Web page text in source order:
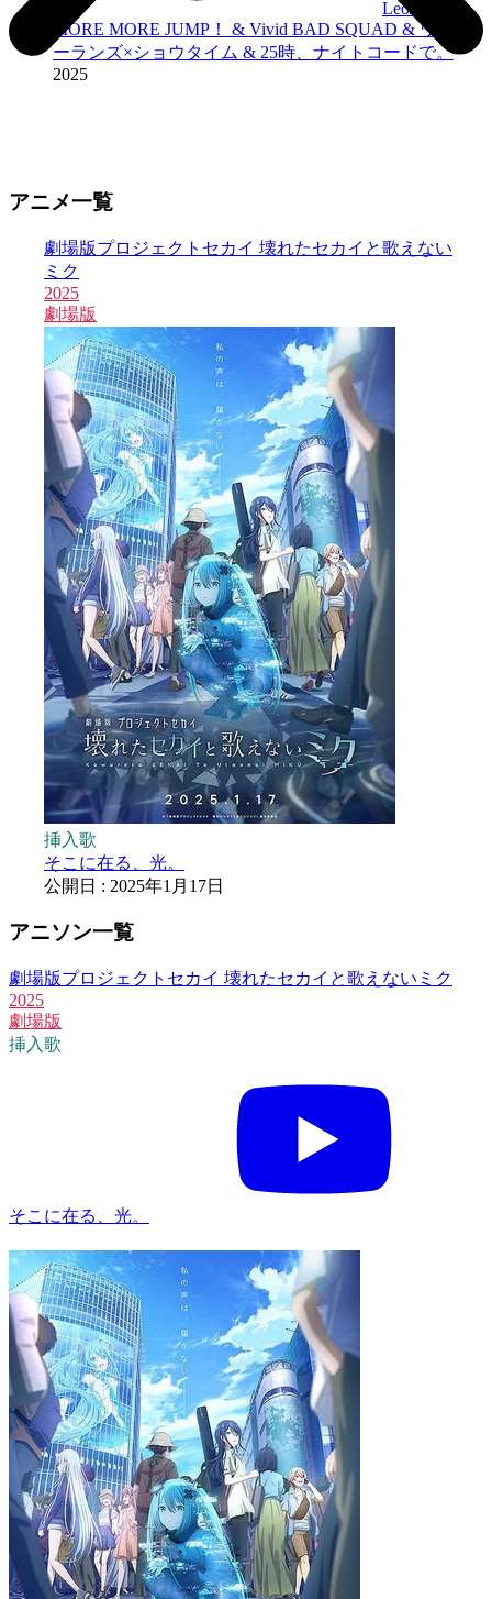
Leo/need &
MORE MORE JUMP！ & Vivid BAD SQUAD & ワンダ
ーランズ×ショウタイム & 25時、ナイトコードで。
2025
アニメ一覧
劇場版プロジェクトセカイ 壊れたセカイと歌えない
ミク
2025
劇場版
挿入歌
そこに在る、光。
公開日 : 2025年1月17日
アニソン一覧
劇場版プロジェクトセカイ 壊れたセカイと歌えないミク
2025
劇場版
挿入歌
そこに在る、光。